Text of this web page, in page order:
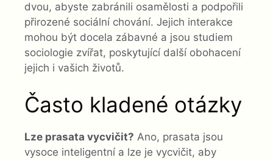
dvou, abyste zabránili osamělosti a podpořili
přirozené sociální chování. Jejich interakce
mohou být docela zábavné a jsou studiem
sociologie zvířat, poskytující další obohacení
jejich i vašich životů.
Často kladené otázky
Lze prasata vycvičit? Ano, prasata jsou
vysoce inteligentní a lze je vycvičit, aby